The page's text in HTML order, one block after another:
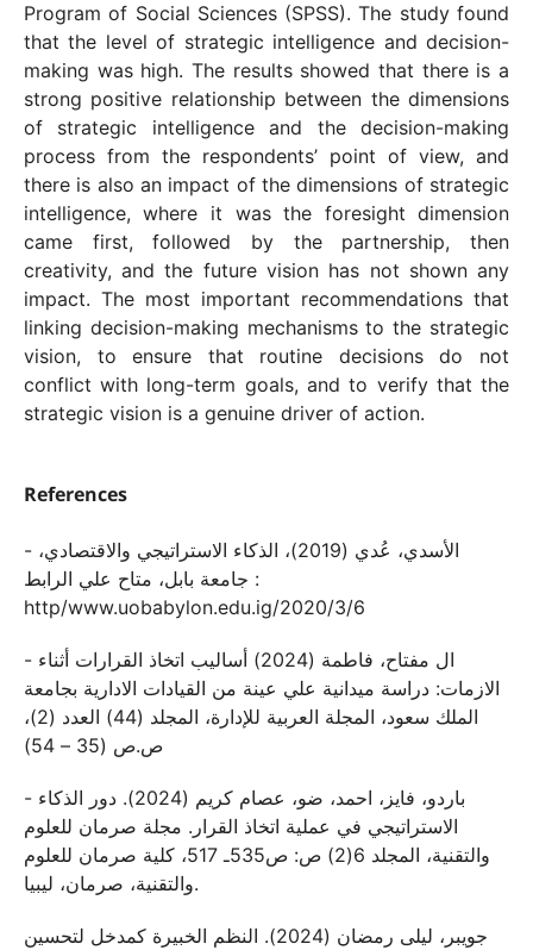
Program of Social Sciences (SPSS). The study found
that the level of strategic intelligence and decision-
making was high. The results showed that there is a
strong positive relationship between the dimensions
of strategic intelligence and the decision-making
process from the respondents’ point of view, and
there is also an impact of the dimensions of strategic
intelligence, where it was the foresight dimension
came first, followed by the partnership, then
creativity, and the future vision has not shown any
impact. The most important recommendations that
linking decision-making mechanisms to the strategic
vision, to ensure that routine decisions do not
conflict with long-term goals, and to verify that the
strategic vision is a genuine driver of action.
References
- الأسدي، عُدي (2019)، الذكاء الاستراتيجي والاقتصادي،
جامعة بابل، متاح علي الرابط :
http/www.uobabylon.edu.ig/2020/3/6
- ال مفتاح، فاطمة (2024) أساليب اتخاذ القرارات أثناء
الازمات: دراسة ميدانية علي عينة من القيادات الادارية بجامعة
الملك سعود، المجلة العربية للإدارة، المجلد (44) العدد (2)،
ص.ص (35 – 54)
- باردو، فايز، احمد، ضو، عصام كريم (2024). دور الذكاء
الاستراتيجي في عملية اتخاذ القرار. مجلة صرمان للعلوم
والتقنية، المجلد 6(2) ص: ص535ـ 517، كلية صرمان للعلوم
والتقنية، صرمان، ليبيا.
جويبر، ليلى رمضان (2024). النظم الخبيرة كمدخل لتحسين